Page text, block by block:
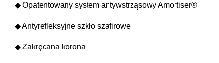
◆ Opatentowany system antywstrząsowy Amortiser®
◆ Antyrefleksyjne szkło szafirowe
◆ Zakręcana korona